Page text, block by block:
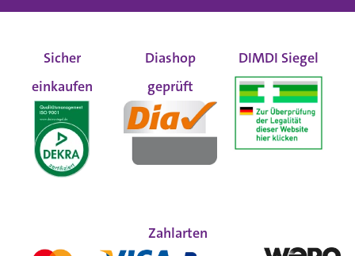
Sicher
einkaufen
Diashop
geprüft
DIMDI Siegel
Zahlarten